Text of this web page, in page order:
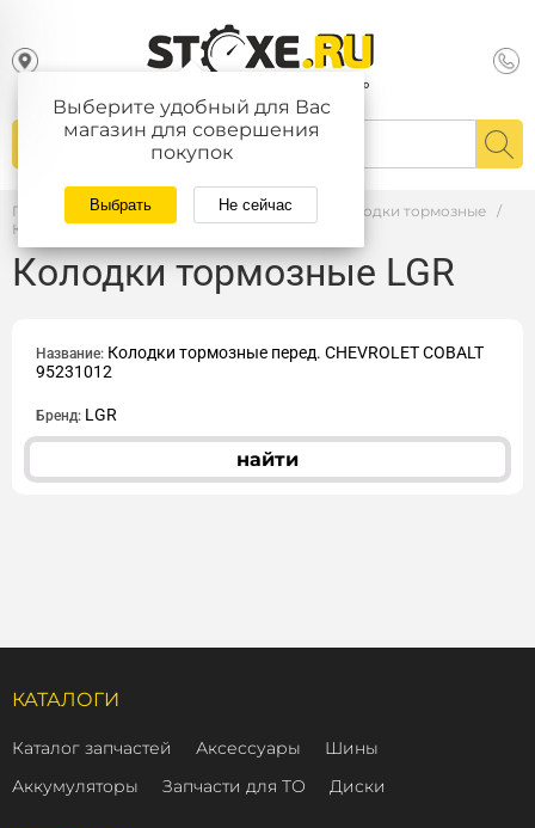
Выберите удобный для Вас
магазин для совершения
покупок
Выбрать Не сейчас
Главная / Каталог АВТОЗАПЧАСТИ Колодки тормозные /
Колодки тормозные LGR
Колодки тормозные LGR
Название: Колодки тормозные перед. CHEVROLET COBALT
95231012
Бренд: LGR
найти
КАТАЛОГИ
Каталог запчастей Аксессуары
Шины
Аккумуляторы
Запчасти для ТО Диски